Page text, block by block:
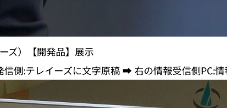
ズ）【開発品】展示
側:テレイーズに文字原稿 ➡ 右の情報受信側PC:情